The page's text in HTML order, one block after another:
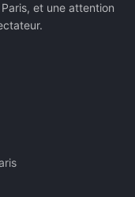
et une attention